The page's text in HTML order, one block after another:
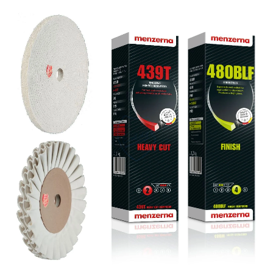
Bildergalerie
springen